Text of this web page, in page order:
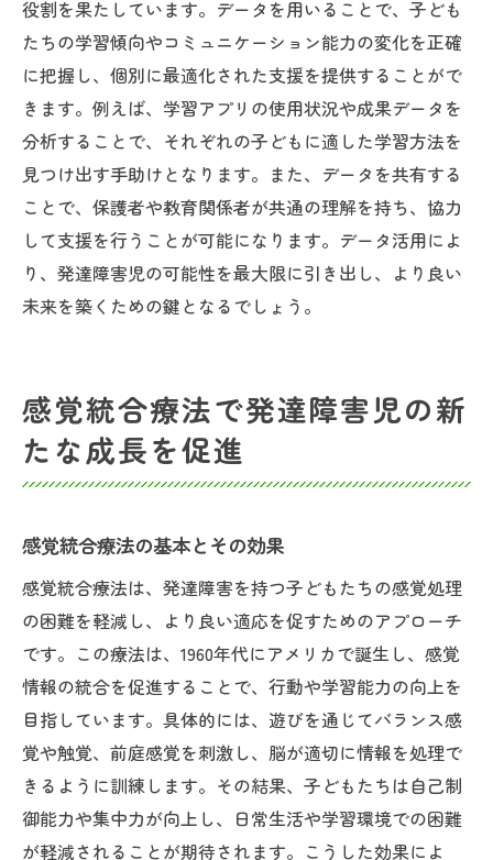
役割を果たしています。データを用いることで、子ども
たちの学習傾向やコミュニケーション能力の変化を正確
に把握し、個別に最適化された支援を提供することがで
きます。例えば、学習アプリの使用状況や成果データを
分析することで、それぞれの子どもに適した学習方法を
見つけ出す手助けとなります。また、データを共有する
ことで、保護者や教育関係者が共通の理解を持ち、協力
して支援を行うことが可能になります。データ活用によ
り、発達障害児の可能性を最大限に引き出し、より良い
未来を築くための鍵となるでしょう。
感覚統合療法で発達障害児の新
たな成長を促進
感覚統合療法の基本とその効果
感覚統合療法は、発達障害を持つ子どもたちの感覚処理
の困難を軽減し、より良い適応を促すためのアプローチ
です。この療法は、1960年代にアメリカで誕生し、感覚
情報の統合を促進することで、行動や学習能力の向上を
目指しています。具体的には、遊びを通じてバランス感
覚や触覚、前庭感覚を刺激し、脳が適切に情報を処理で
きるように訓練します。その結果、子どもたちは自己制
御能力や集中力が向上し、日常生活や学習環境での困難
が軽減されることが期待されます。こうした効果によ